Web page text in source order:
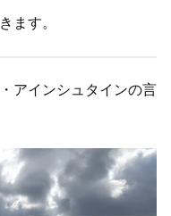
ます。
アインシュタインの言